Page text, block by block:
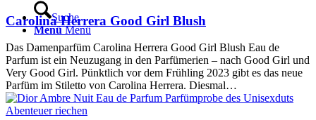
Suche
Menü Menü
Carolina Herrera Good Girl Blush
Das Damenparfüm Carolina Herrera Good Girl Blush Eau de
Parfum ist ein Neuzugang in den Parfümerien – nach Good Girl und
Very Good Girl. Pünktlich vor dem Frühling 2023 gibt es das neue
Parfüm im Stiletto von Carolina Herrera. Diesmal…
Abenteuer riechen